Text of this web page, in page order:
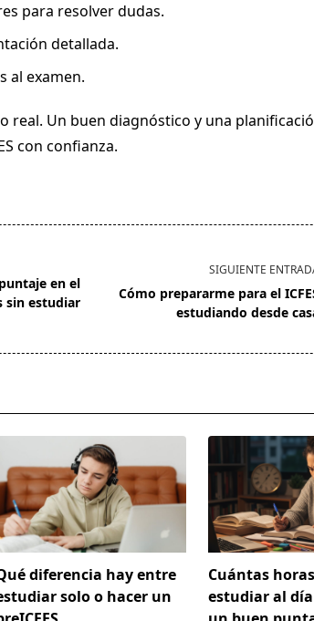
para resolver dudas.
detallada.
al examen.
real. Un buen diagnóstico y una
con confianza.
en el
sin estudiar
SIGUIENTE
Cómo prepararme para el
estudiando desde
diferencia hay entre
solo o hacer un
Cuántas
estudiar al